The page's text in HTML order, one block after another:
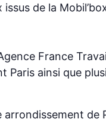
de la
France
Paris ainsi que
de